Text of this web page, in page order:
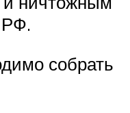
РФ.
собрать